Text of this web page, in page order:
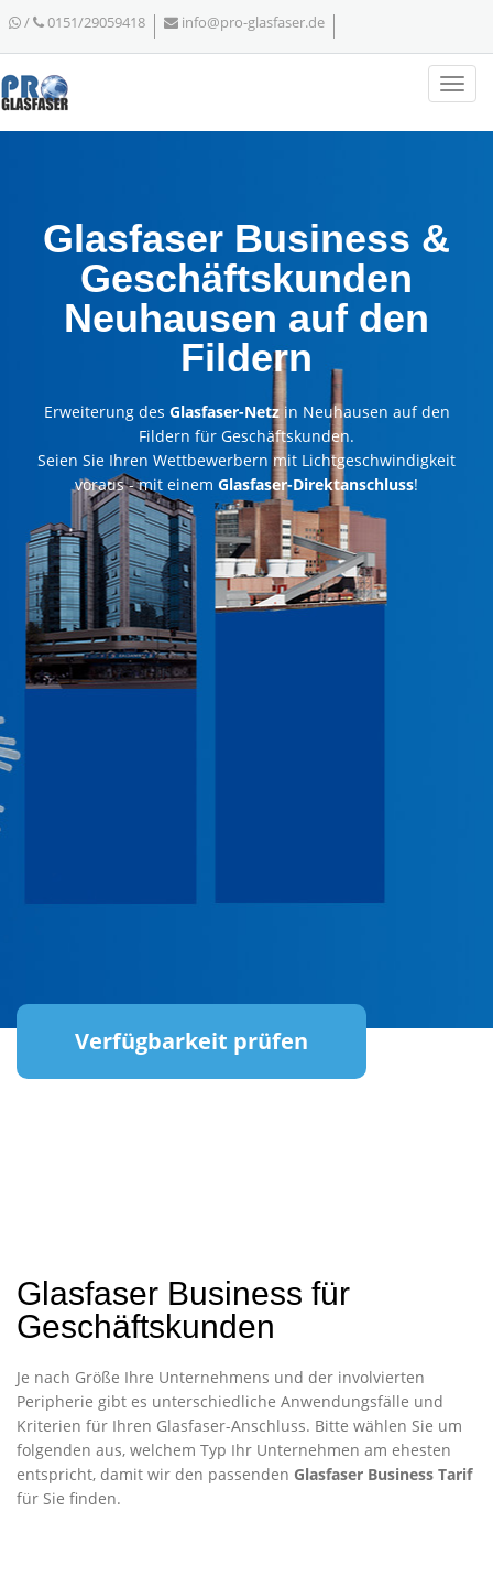
/ 0151/29059418 info@pro-glasfaser.de
Glasfaser Business &
Geschäftskunden
Neuhausen auf den
Fildern
Erweiterung des Glasfaser-Netzin Neuhausen auf den
Fildern für Geschäftskunden.
Seien Sie Ihren Wettbewerbern mit Lichtgeschwindigkeit
voraus - mit einem Glasfaser-Direktanschluss!
Verfügbarkeit prüfen
Glasfaser Business für
Geschäftskunden
Je nach Größe Ihre Unternehmens und der involvierten
Peripherie gibt es unterschiedliche Anwendungsfälle und
Kriterien für Ihren Glasfaser-Anschluss. Bitte wählen Sie um
folgenden aus, welchem Typ Ihr Unternehmen am ehesten
entspricht, damit wir den passenden Glasfaser Business Tarif
für Sie finden.